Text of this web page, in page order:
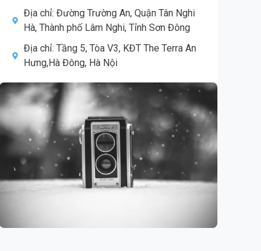
Địa chỉ: Đường Trường An, Quận Tân Nghi
Hà, Thành phố Lâm Nghi, Tỉnh Sơn Đông
Địa chỉ: Tầng 5, Tòa V3, KĐT The Terra An
Hưng,Hà Đông, Hà Nội